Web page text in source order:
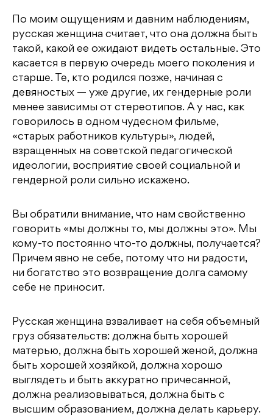
По моим ощущениям и давним наблюдениям,
русская женщина считает, что она должна быть
такой, какой ее ожидают видеть остальные. Это
касается в первую очередь моего поколения и
старше. Те, кто родился позже, начиная с
девяностых — уже другие, их гендерные роли
менее зависимы от стереотипов. А у нас, как
говорилось в одном чудесном фильме,
«старых работников культуры», людей,
взращенных на советской педагогической
идеологии, восприятие своей социальной и
гендерной роли сильно искажено.
Вы обратили внимание, что нам свойственно
говорить «мы должны то, мы должны это». Мы
кому-то постоянно что-то должны, получается?
Причем явно не себе, потому что ни радости,
ни богатство это возвращение долга самому
себе не приносит.
Русская женщина взваливает на себя объемный
груз обязательств: должна быть хорошей
матерью, должна быть хорошей женой, должна
быть хорошей хозяйкой, должна хорошо
выглядеть и быть аккуратно причесанной,
должна реализовываться, должна быть с
высшим образованием, должна делать карьеру.